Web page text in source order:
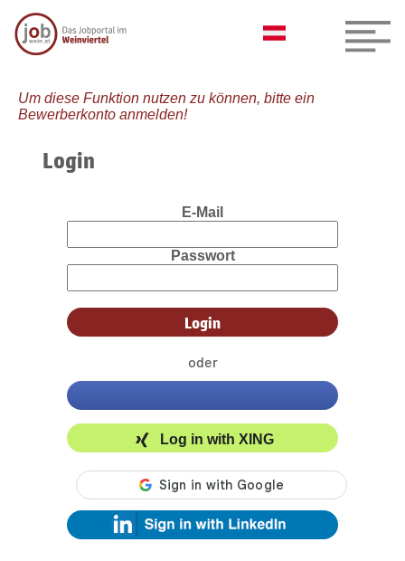
Um diese Funktion nutzen zu können, bitte ein
Bewerberkonto anmelden!
Login
E-Mail
Passwort
oder
Log in with XING